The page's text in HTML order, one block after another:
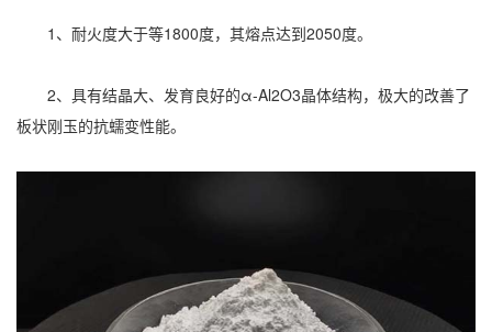
1、耐火度大于等1800度，其熔点达到2050度。
2、具有结晶大、发育良好的α-Al2O3晶体结构，极大的改善了
板状刚玉的抗蠕变性能。